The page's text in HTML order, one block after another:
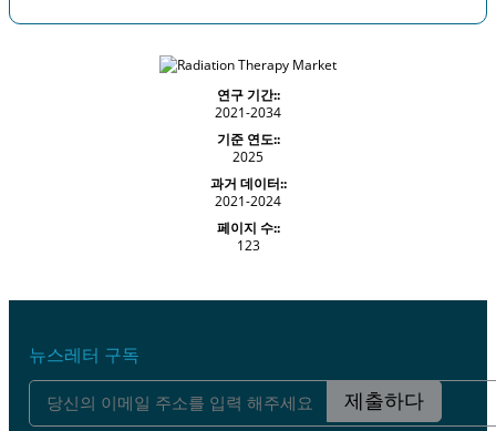
연구 기간::
2021-2034
기준 연도::
2025
과거 데이터::
2021-2024
페이지 수::
123
뉴스레터 구독
제출하다